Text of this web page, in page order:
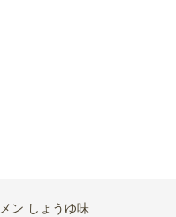
ン しょうゆ味